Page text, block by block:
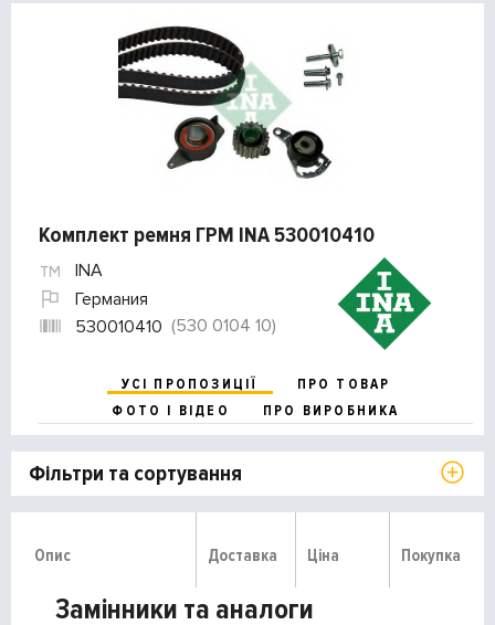
Комплект ремня ГРМ INA 530010410
INA
Германия
530010410 (530 0104 10)
УСІ ПРОПОЗИЦІЇ
ПРО ТОВАР
ФОТО І ВІДЕО
ПРО ВИРОБНИКА
Фільтри та сортування
Опис Доставка Ціна Покупка
Замінники та аналоги